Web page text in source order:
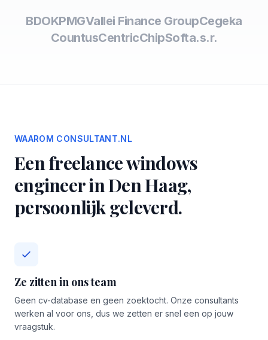
BDOKPMGVallei Finance GroupCegeka
CountusCentricChipSofta.s.r.
WAAROM CONSULTANT.NL
Een freelance windows
engineer in Den Haag,
persoonlijk geleverd.
Ze zitten in ons team
Geen cv-database en geen zoektocht. Onze consultants
werken al voor ons, dus we zetten er snel een op jouw
vraagstuk.